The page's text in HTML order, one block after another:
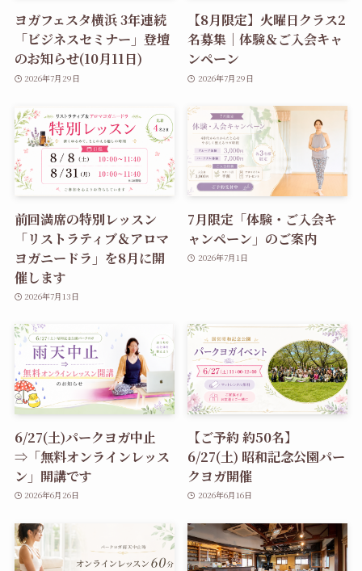
ヨガフェスタ横浜 3年連続
「ビジネスセミナー」登壇
のお知らせ(10月11日)
2026年7月29日
【8月限定】火曜日クラス2
名募集｜体験＆ご入会キャ
ンペーン
2026年7月29日
前回満席の特別レッスン
「リストラティブ＆アロマ
ヨガニードラ」を8月に開
催します
2026年7月13日
7月限定「体験・ご入会キ
ャンペーン」のご案内
2026年7月1日
6/27(土)パークヨガ中止
⇒「無料オンラインレッス
ン」開講です
2026年6月26日
【ご予約 約50名】
6/27(土) 昭和記念公園パー
クヨガ開催
2026年6月16日